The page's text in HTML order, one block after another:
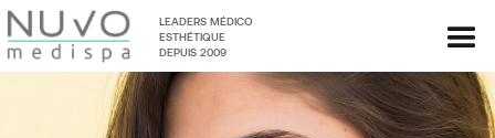
LEADERS MÉDICO
ESTHÉTIQUE
DEPUIS 2009